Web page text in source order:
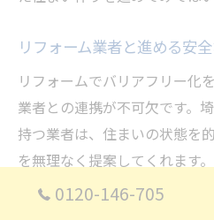
リフォーム業者と進める安
リフォームでバリアフリー化
業者との連携が不可欠です。
持つ業者は、住まいの状態を
を無理なく提案してくれます
線や将来の介護の可能性まで
とで、失敗や無駄な出費を防
0120-146-705